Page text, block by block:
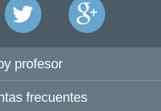
profesor
frecuentes